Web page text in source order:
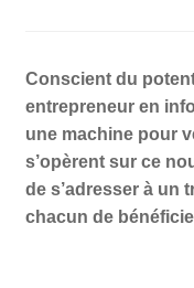
Conscient du
entrepreneur en
une machine pour
s’opèrent sur ce
de s’adresser à un
chacun de